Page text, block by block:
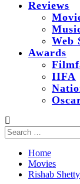
Reviews
Web
Awards
IIFA
Search
for:
Home
Movies
Rishab